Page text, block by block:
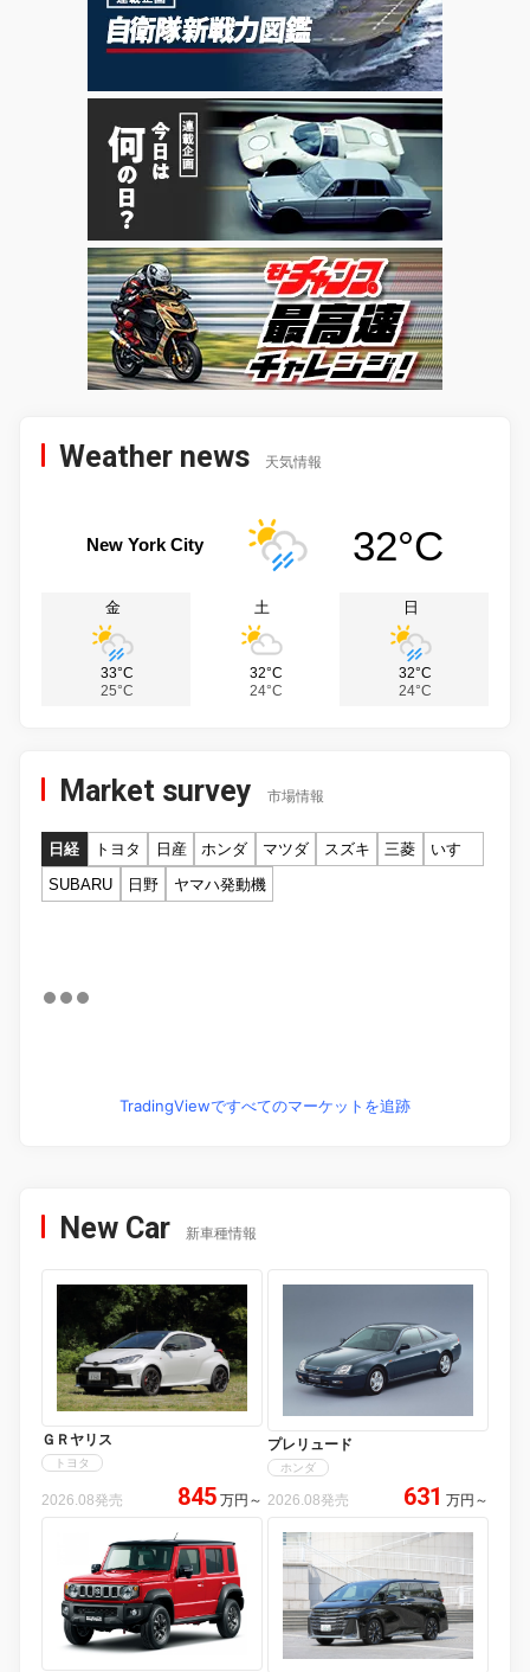
Weather news 天気情報
New York City 32°C
金
33°C
25°C
土
32°C
24°C
日
32°C
24°C
Market survey 市場情報
日経 トヨタ 日産 ホンダ マツダ スズキ 三菱
いすゞ
SUBARU
日野 ヤマハ発動機
TradingViewですべてのマーケットを追跡
New Car 新車種情報
ＧＲヤリス
トヨタ
2026.08発売 845 万円 ～
プレリュード
ホンダ
2026.08発売 631 万円 ～